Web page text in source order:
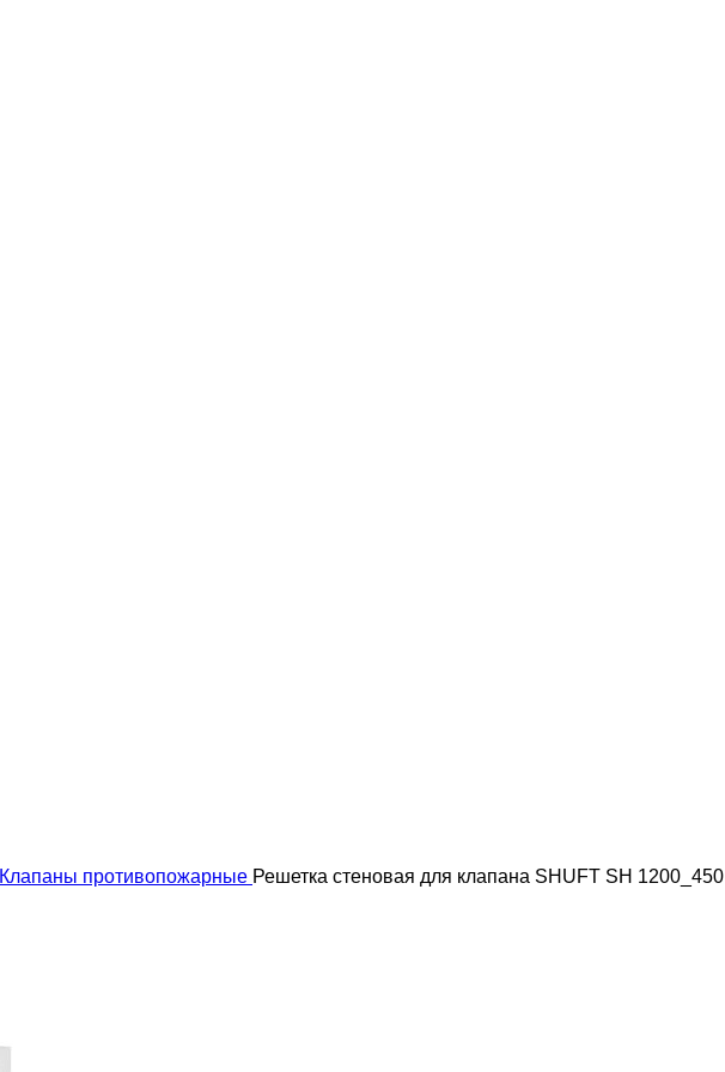
Клапаны противопожарные Решетка стеновая для клапана SHUFT SH 1200_450